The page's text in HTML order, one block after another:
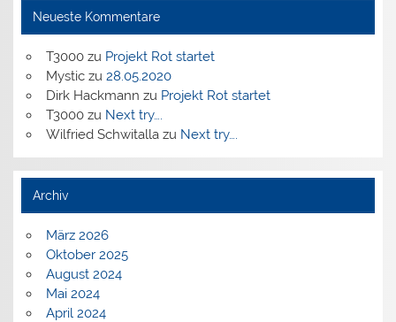
Neueste Kommentare
T3000zu Projekt Rot startet
Mysticzu 28.05.2020
Dirk Hackmann zu Projekt Rot startet
T3000zu Next try….
Wilfried Schwitalla zu Next try….
Archiv
März 2026
Oktober 2025
August 2024
Mai 2024
April 2024